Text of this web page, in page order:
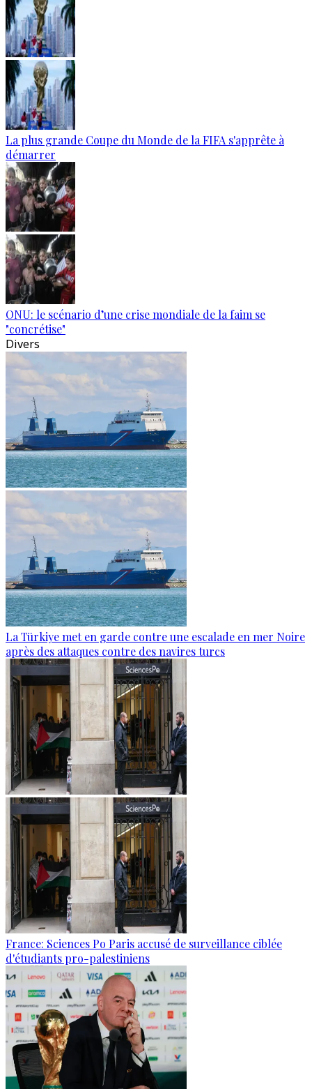
La plus grande Coupe du Monde de la FIFA s'apprête à
démarrer
ONU: le scénario d’une crise mondiale de la faim se
"concrétise"
Divers
La Türkiye met en garde contre une escalade en mer Noire
après des attaques contre des navires turcs
France: Sciences Po Paris accusé de surveillance ciblée
d'étudiants pro-palestiniens